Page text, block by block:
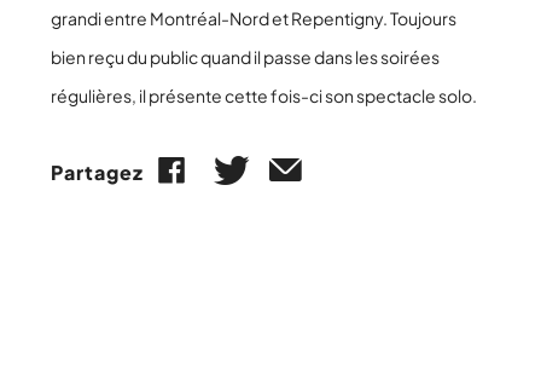
grandi entre Montréal-Nord et Repentigny. Toujours
bien reçu du public quand il passe dans les soirées
régulières, il présente cette fois-ci son spectacle solo.
Partagez